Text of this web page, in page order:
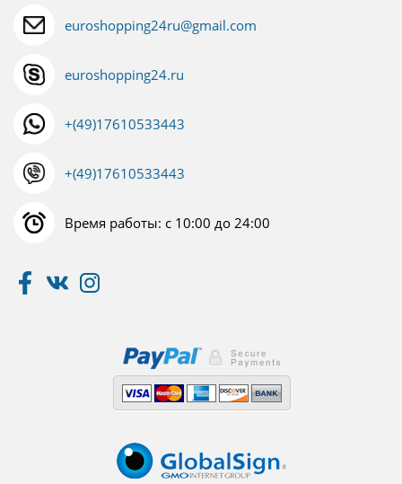
euroshopping24ru@gmail.com
euroshopping24.ru
+(49)17610533443
+(49)17610533443
Время работы: с 10:00 до 24:00